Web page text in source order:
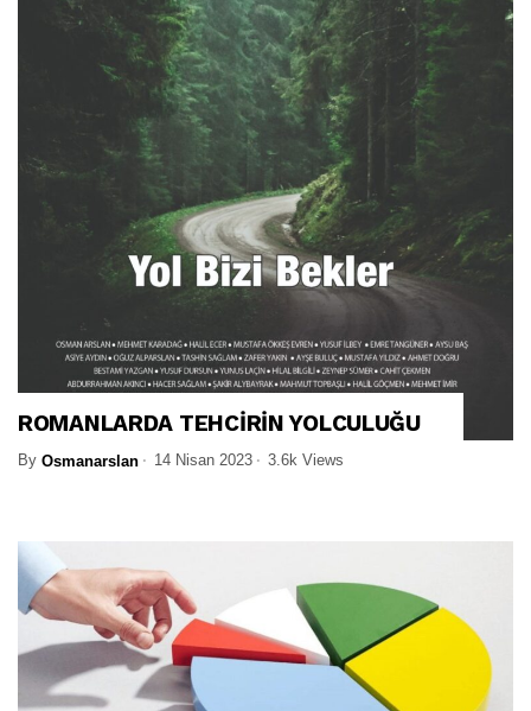
ROMANLARDA TEHCİRİN YOLCULUĞU
By Osmanarslan 14 Nisan 2023 3.6k Views